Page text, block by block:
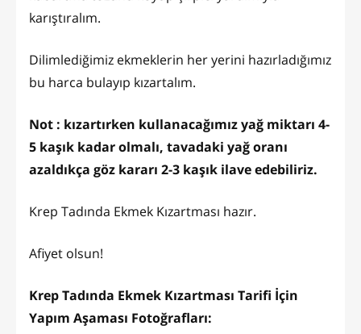
karıştıralım.
Dilimlediğimiz ekmeklerin her yerini hazırladığımız
bu harca bulayıp kızartalım.
Not : kızartırken kullanacağımız yağ miktarı 4-
5 kaşık kadar olmalı, tavadaki yağ oranı
azaldıkça göz kararı 2-3 kaşık ilave edebiliriz.
Krep Tadında Ekmek Kızartması hazır.
Afiyet olsun!
Krep Tadında Ekmek Kızartması Tarifi İçin
Yapım Aşaması Fotoğrafları: